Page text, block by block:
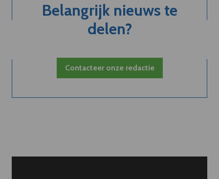
Belangrijk nieuws te
delen?
Contacteer onze redactie